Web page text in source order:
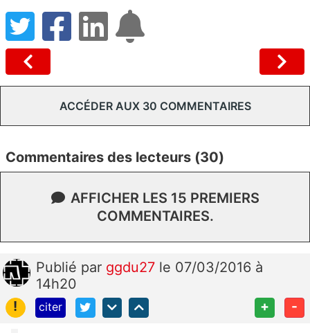
ACCÉDER AUX 30 COMMENTAIRES
Commentaires des lecteurs (30)
AFFICHER LES 15 PREMIERS
COMMENTAIRES.
Publié par ggdu27 le 07/03/2016 à
14h20
!
citer + -